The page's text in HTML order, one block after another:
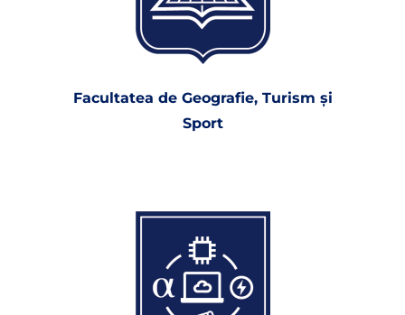
Facultatea de Geografie, Turism şi
Sport